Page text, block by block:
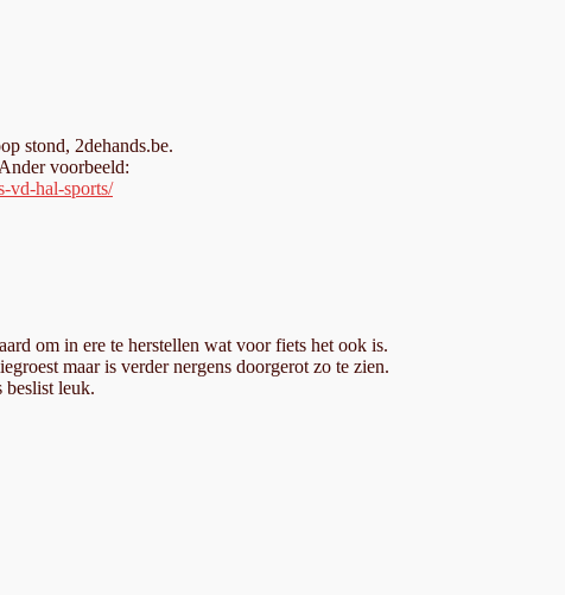
stond, 2dehands.be.
voorbeeld:
vd-hal-sports/
om in ere te herstellen wat voor fiets het ook is.
maar is verder nergens doorgerot zo te zien.
beslist leuk.